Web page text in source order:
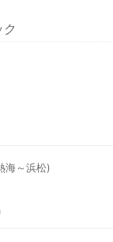
海～浜松)